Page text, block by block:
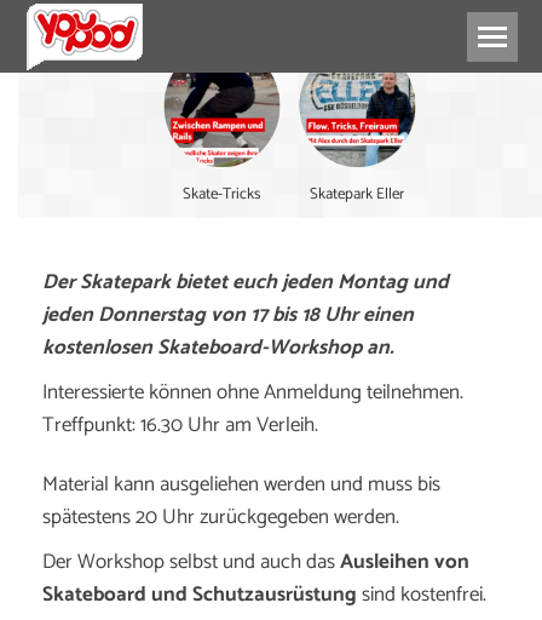
Skate-Tricks Skatepark Eller
Der Skatepark bietet euch jeden Montag und
jeden Donnerstag von 17 bis 18 Uhr einen
kostenlosen Skateboard-Workshop an.
Interessierte können ohne Anmeldung teilnehmen.
Treffpunkt: 16.30 Uhr am Verleih.
Material kann ausgeliehen werden und muss bis
spätestens 20 Uhr zurückgegeben werden.
Der Workshop selbst und auch dasAusleihen von
Skateboard und Schutzausrüstungsind kostenfrei.